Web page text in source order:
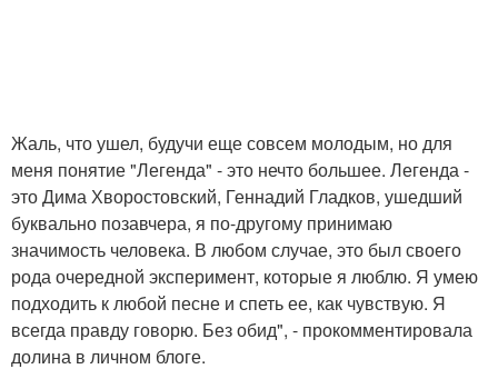
Жаль, что ушел, будучи еще совсем молодым, но для
меня понятие "Легенда" - это нечто большее. Легенда -
это Дима Хворостовский, Геннадий Гладков, ушедший
буквально позавчера, я по-другому принимаю
значимость человека. В любом случае, это был своего
рода очередной эксперимент, которые я люблю. Я умею
подходить к любой песне и спеть ее, как чувствую. Я
всегда правду говорю. Без обид", - прокомментировала
долина в личном блоге.